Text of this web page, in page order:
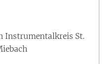
Instrumentalkreis St.